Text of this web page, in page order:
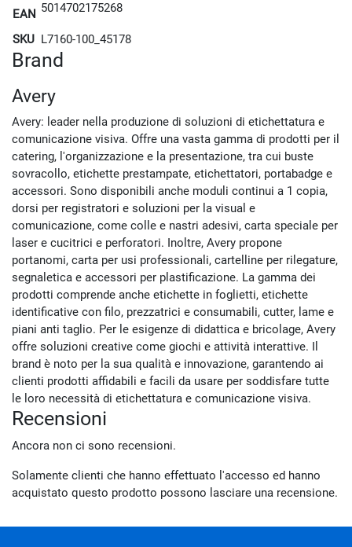
EAN 5014702175268
SKU L7160-100_45178
Brand
Avery
Avery: leader nella produzione di soluzioni di etichettatura e
comunicazione visiva. Offre una vasta gamma di prodotti per il
catering, l'organizzazione e la presentazione, tra cui buste
sovracollo, etichette prestampate, etichettatori, portabadge e
accessori. Sono disponibili anche moduli continui a 1 copia,
dorsi per registratori e soluzioni per la visual e
comunicazione, come colle e nastri adesivi, carta speciale per
laser e cucitrici e perforatori. Inoltre, Avery propone
portanomi, carta per usi professionali, cartelline per rilegature,
segnaletica e accessori per plastificazione. La gamma dei
prodotti comprende anche etichette in foglietti, etichette
identificative con filo, prezzatrici e consumabili, cutter, lame e
piani anti taglio. Per le esigenze di didattica e bricolage, Avery
offre soluzioni creative come giochi e attività interattive. Il
brand è noto per la sua qualità e innovazione, garantendo ai
clienti prodotti affidabili e facili da usare per soddisfare tutte
le loro necessità di etichettatura e comunicazione visiva.
Recensioni
Ancora non ci sono recensioni.
Solamente clienti che hanno effettuato l'accesso ed hanno
acquistato questo prodotto possono lasciare una recensione.